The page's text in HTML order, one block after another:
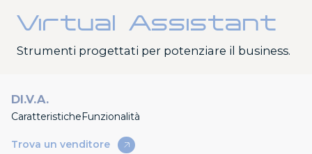
Virtual Assistant
Strumenti progettati per potenziare il business.
DI.V.A.
Caratteristiche Funzionalità
Trova un venditore